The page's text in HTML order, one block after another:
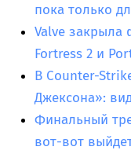
пока только
Valve закрыла
Fortress 2 и
В Counter-
Джексона»:
Финальный
вот-вот